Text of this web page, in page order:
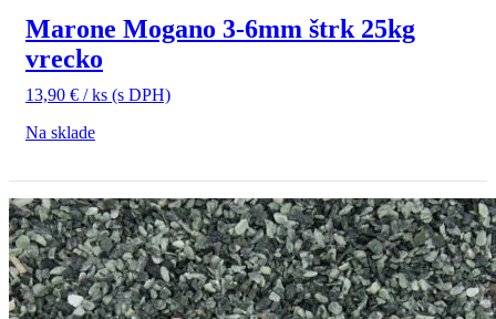
Marone Mogano 3-6mm štrk 25kg
vrecko
13,90 € / ks (s DPH)
Na sklade